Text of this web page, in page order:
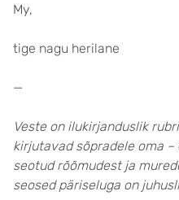
My,
tige nagu herilane
—
Veste on ilukirjanduslik
kirjutavad sõpradele oma
seotud rõõmudest ja
seosed päriseluga on